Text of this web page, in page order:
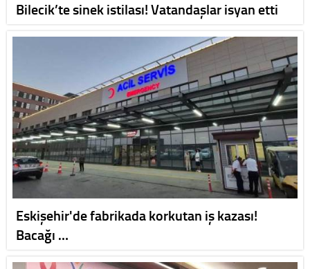
Bilecik’te sinek istilası! Vatandaşlar isyan etti
Eskişehir'de fabrikada korkutan iş kazası!
Bacağı …